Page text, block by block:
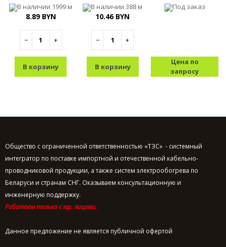
В наличии 1999 м
8.89 BYN
− +
В корзину
В наличии388 м
10.46 BYN
− +
В корзину
Под заказ
Цена по
запросу
Общество с ограниченной ответственностью «ТЗС» - системный
интегратор по поставке импортной и отечественной кабельно-
проводниковой продукции, а также систем электрообогрева по
Беларуси и странам СНГ. Оказываем консультационную и
инженерную поддержку.
Работаем только с юр. лицами.
Данное предложение не является публичной офертой